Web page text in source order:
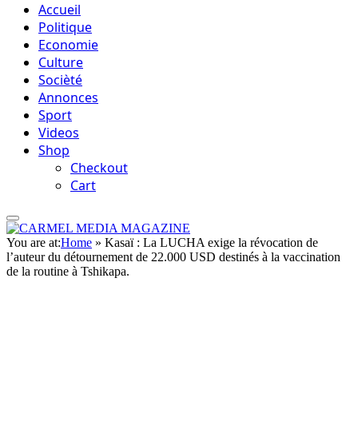
Accueil
Politique
Economie
Culture
Socièté
Annonces
Sport
Videos
Shop
Checkout
Cart
You are at:Home » Kasaï : La LUCHA exige la révocation de
l’auteur du détournement de 22.000 USD destinés à la vaccination
de la routine à Tshikapa.